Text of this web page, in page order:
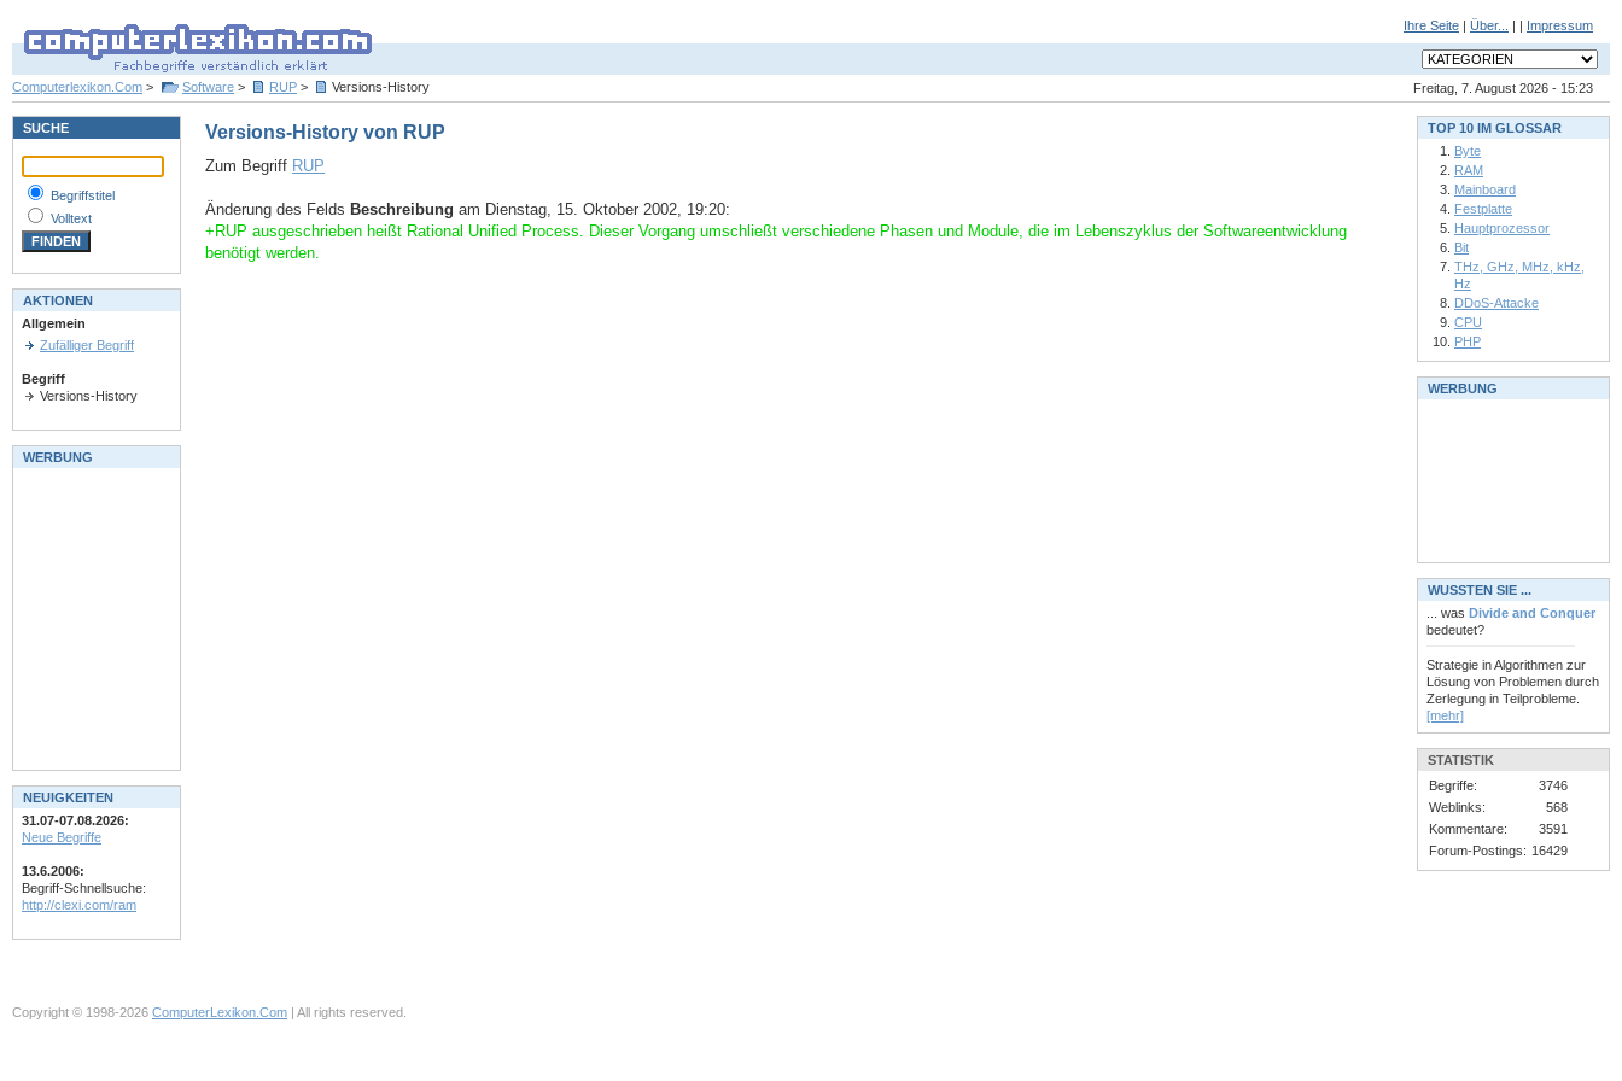
Ihre Seite | Über... | | Impressum
Freitag, 7. August 2026 - 15:23
Computerlexikon.Com > Software > RUP > Versions-History
Versions-History von RUP
Zum Begriff RUP
Änderung des Felds Beschreibung am Dienstag, 15. Oktober 2002, 19:20:
+RUP ausgeschrieben heißt Rational Unified Process. Dieser Vorgang umschließt verschiedene Phasen und Module, die im Lebenszyklus der Softwareentwicklung
benötigt werden.
SUCHE
Begriffstitel
Volltext
AKTIONEN
Allgemein
Zufälliger Begriff
Begriff
Versions-History
WERBUNG
NEUIGKEITEN
31.07-07.08.2026:
Neue Begriffe
13.6.2006:
Begriff-Schnellsuche:
http://clexi.com/ram
TOP 10 IM GLOSSAR
Byte
RAM
Mainboard
Festplatte
Hauptprozessor
Bit
THz, GHz, MHz, kHz,
Hz
DDoS-Attacke
CPU
PHP
WERBUNG
WUSSTEN SIE ...
... was Divide and Conquer
bedeutet?
Strategie in Algorithmen zur
Lösung von Problemen durch
Zerlegung in Teilprobleme.
[mehr]
STATISTIK
Begriffe:
3746
Weblinks:
568
Kommentare:
3591
Forum-Postings: 16429
Copyright © 1998-2026 ComputerLexikon.Com | All rights reserved.